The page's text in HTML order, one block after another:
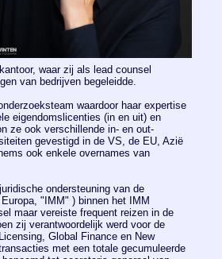
waar zij als lead counsel
van bedrijven begeleidde.
waardoor haar expertise
eigendomslicenties (in en uit) en
ze ook verschillende in- en out-
gevestigd in de VS, de EU, Azië
ook enkele overnames van
ondersteuning van de
"IMM" ) binnen het IMM
maar vereiste frequent reizen in de
zij verantwoordelijk werd voor de
Global Finance en New
met een totale gecumuleerde